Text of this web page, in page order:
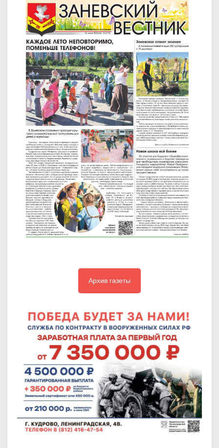
Архив газеты